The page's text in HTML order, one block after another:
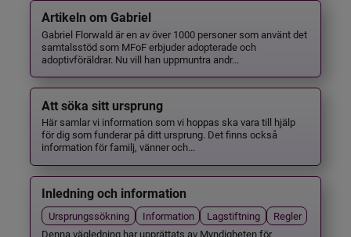
Artikeln om Gabriel
Gabriel Florwald är en av över 1000 personer som använt det
samtalsstöd som MFoF erbjuder adopterade och
adoptivföräldrar. Nu vill han uppmuntra andr...
Att söka sitt ursprung
Här samlar vi information som vi hoppas ska vara till hjälp
för dig som funderar på ditt ursprung. Det finns också
information för familj, vänner och...
Inledning och information
Ursprungssökning Information Lagstiftning
Regler
Denna vägledning har upprättats av Myndigheten för